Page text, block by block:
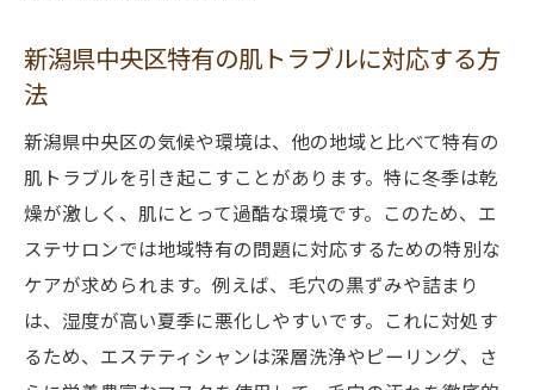
毛穴ケアと乾燥対策のサロン体験談
エステ体験で得られる新潟県中央区の健康的な
つや肌
エステの定期的な施術の重要性
つや肌になるための毛穴ケアのポイント
乾燥対策のための保湿ケア
エステティシャンのアドバイスで健康的な
肌へ
新潟県中央区特有の肌トラブルに対応する方
法
新潟県中央区の気候や環境は、他の地域と比べて特有の
肌トラブルを引き起こすことがあります。特に冬季は乾
燥が激しく、肌にとって過酷な環境です。このため、エ
ステサロンでは地域特有の問題に対応するための特別な
ケアが求められます。例えば、毛穴の黒ずみや詰まり
は、湿度が高い夏季に悪化しやすいです。これに対処す
るため、エステティシャンは深層洗浄やピーリング、さ